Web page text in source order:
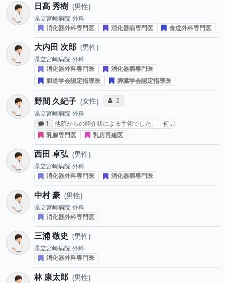
日髙 秀樹 男性
県立宮崎病院 外科
消化器外科専門医
消化器病専門医 食道外科専門医
大内田 次郎 男性
県立宮崎病院 外科
消化器外科専門医
消化器病専門医
胆道学会認定指導医
膵臓学会認定指導医
野間 久紀子 女性 コミュニケーション・タイプ投票数
2
県立宮崎病院 外科
感想投稿数
1
他院からの紹介状による手術でした。「何…
乳腺専門医
乳房再建医
西田 卓弘 男性
県立宮崎病院 外科
消化器外科専門医
消化器病専門医
中村 豪 男性
県立宮崎病院 外科
消化器外科専門医
三浦 敬史 男性
県立宮崎病院 外科
消化器外科専門医
林 康太郎 男性